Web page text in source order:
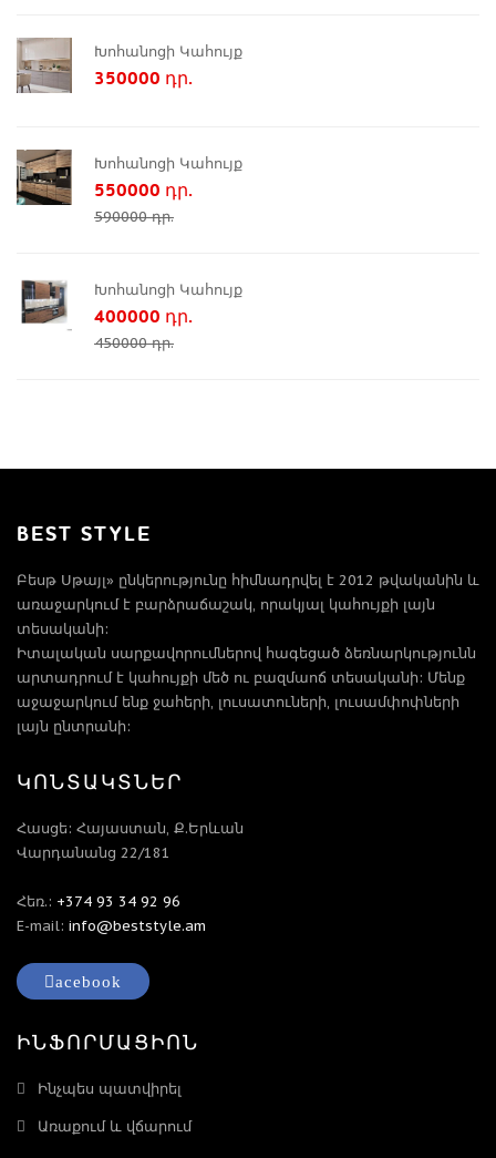
Խոհանոցի Կահույք
350000 դր.
Խոհանոցի Կահույք
550000 դր.
590000 դր.
Խոհանոցի Կահույք
400000 դր.
450000 դր.
BEST STYLE
Բեսթ Սթայլ» ընկերությունը հիմնադրվել է 2012 թվականին և
առաջարկում է բարձրաճաշակ, որակյալ կահույքի լայն
տեսականի:
Իտալական սարքավորումներով հագեցած ձեռնարկությունն
արտադրում է կահույքի մեծ ու բազմաոճ տեսականի: Մենք
աջաջարկում ենք ջահերի, լուսատուների, լուսամփոփների
լայն ընտրանի:
ԿՈՆՏԱԿՏՆԵՐ
Հասցե: Հայաստան, Ք.Երևան
Վարդանանց 22/181
Հեռ.: +374 93 34 92 96
E-mail: info@beststyle.am
acebook
ԻՆՖՈՐՄԱՑԻՈՆ
Ինչպես պատվիրել
Առաքում և վճարում